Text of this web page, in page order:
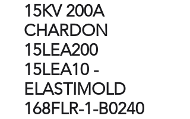
15KV 200A
CHARDON
15LEA200
15LEA10 -
ELASTIMOLD
168FLR-1-B0240